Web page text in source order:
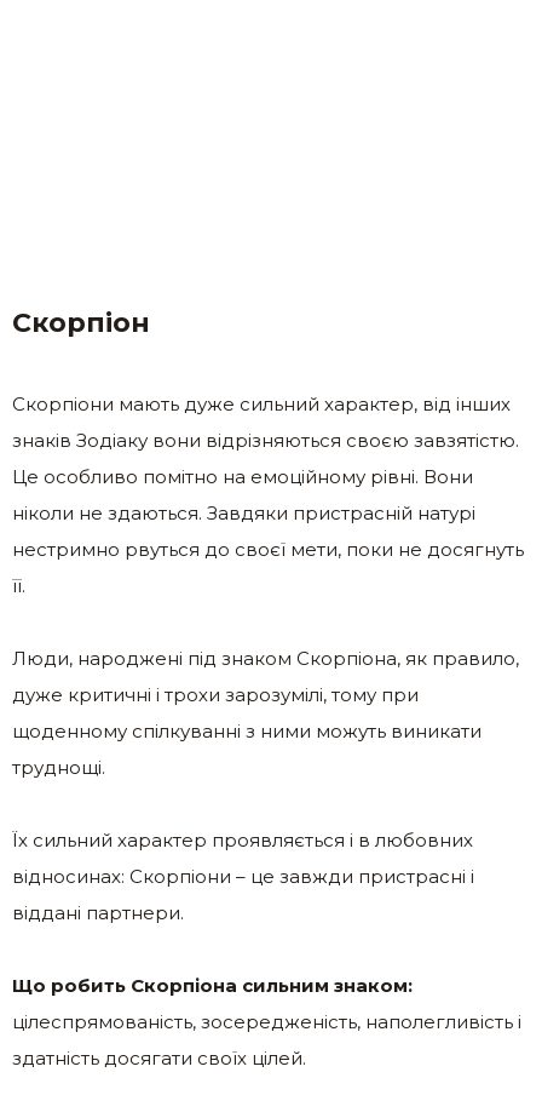
Скорпіон
Скорпіони мають дуже сильний характер, від інших
знаків Зодіаку вони відрізняються своєю завзятістю.
Це особливо помітно на емоційному рівні. Вони
ніколи не здаються. Завдяки пристрасній натурі
нестримно рвуться до своєї мети, поки не досягнуть
її.
Люди, народжені під знаком Скорпіона, як правило,
дуже критичні і трохи зарозумілі, тому при
щоденному спілкуванні з ними можуть виникати
труднощі.
Їх сильний характер проявляється і в любовних
відносинах: Скорпіони – це завжди пристрасні і
віддані партнери.
Що робить Скорпіона сильним знаком:
цілеспрямованість, зосередженість, наполегливість і
здатність досягати своїх цілей.